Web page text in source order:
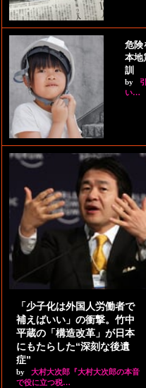
危険
本地
訓
by
い…
「少子化は外国人労働者で
補えばいい」の衝撃。竹中
平蔵の「構造改革」が日本
にもたらした“深刻な後遺
症”
by
大村大次郎『大村大次郎の本音
で役に立つ税…